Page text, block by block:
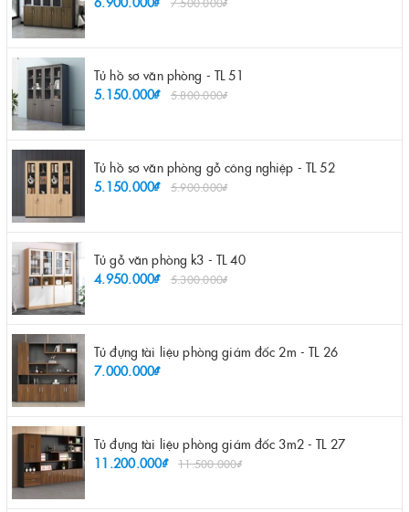
Tủ hồ sơ văn phòng - TL 51
5.150.000₫
5.800.000₫
Tủ hồ sơ văn phòng gỗ công nghiệp - TL 52
5.150.000₫
5.900.000₫
Tủ gỗ văn phòng k3 - TL 40
4.950.000₫
5.300.000₫
Tủ đựng tài liệu phòng giám đốc 2m - TL 26
7.000.000₫
Tủ đựng tài liệu phòng giám đốc 3m2 - TL 27
11.200.000₫
11.500.000₫